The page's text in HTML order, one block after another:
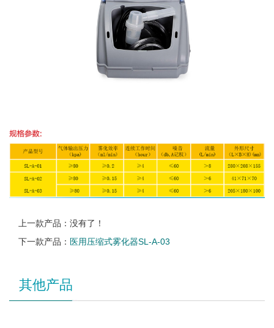
上一款产品：没有了！
下一款产品： 医用压缩式雾化器SL-A-03
其他产品